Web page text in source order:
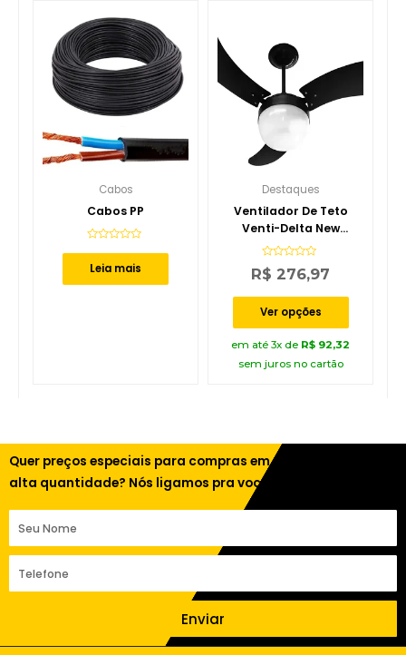
Cabos
Cabos PP
de
Leia mais
Destaques
Ventilador De Teto
Venti-Delta New
Montana 3 Pás MDF
Avaliação
0
5
R$ 276,97
Ver opções
em até 3x de R$ 92,32
sem juros no cartão
Quer preços especiais para compras em
alta quantidade? Nós ligamos pra você!
Enviar